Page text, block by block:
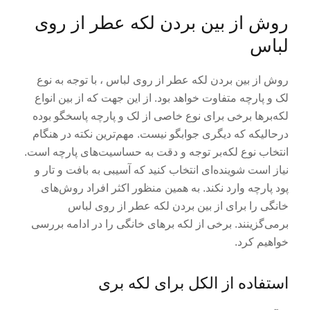
روش از بین بردن لکه عطر از روی
لباس
روش از بین بردن لکه عطر از روی لباس ، با توجه به نوع
لک و پارچه متفاوت خواهد بود. از این جهت که از بین انواع
لکه‌برها برخی برای نوع خاصی از لک و پارچه پاسخگو بوده
درحالیکه که دیگری جوابگو نیست. مهم‌ترین نکته در هنگام
انتخاب نوع لکه‌بر توجه و دقت به حساسیت‌های پارچه است.
نیاز است شوینده‌ای انتخاب کنید که آسیبی به بافت و تار و
پود پارچه وارد نکند. به همین منظور اکثر افراد روش‌های
خانگی را برای از بین بردن لکه عطر از روی لباس
برمی‌گزینند. برخی از لکه برهای خانگی را در ادامه بررسی
خواهیم کرد.
استفاده از الکل برای لکه بری